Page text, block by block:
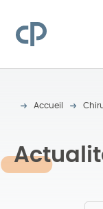
Clinique Pasteur
Accueil